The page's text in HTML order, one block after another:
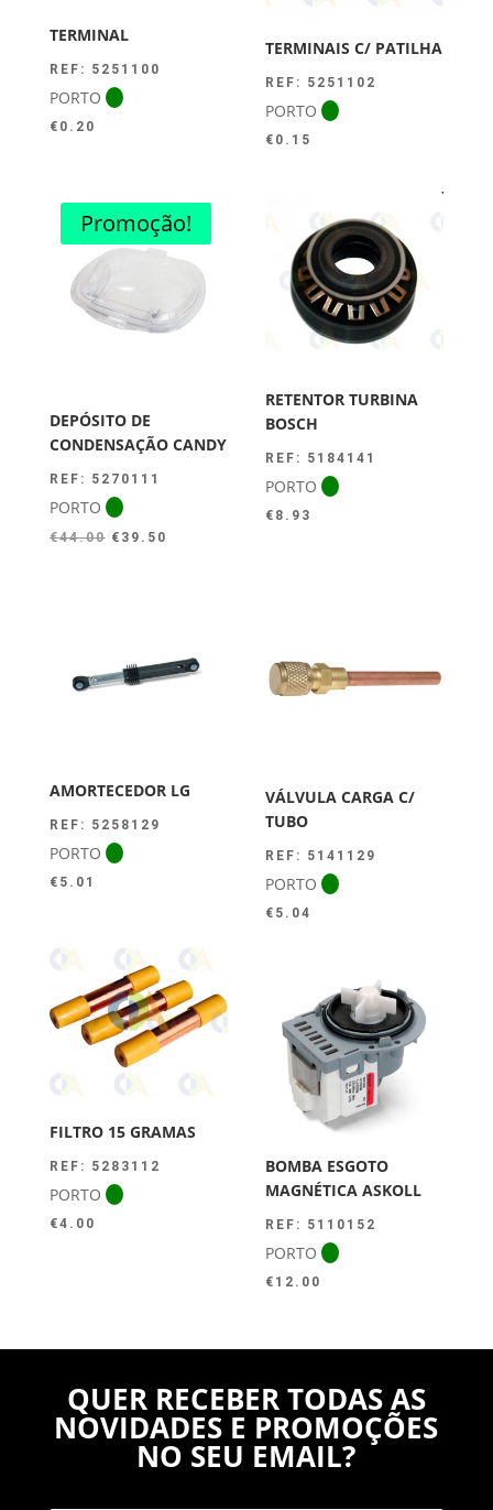
TERMINAL
REF: 5251100
PORTO
€ 0.20
TERMINAIS C/ PATILHA
REF: 5251102
PORTO
€ 0.15
Promoção!
DEPÓSITO DE
CONDENSAÇÃO CANDY
REF: 5270111
PORTO
€44.00 O
€ 39.50
RETENTOR TURBINA
BOSCH
REF: 5184141
PORTO
€ 8.93
AMORTECEDOR LG
REF: 5258129
PORTO
€ 5.01
VÁLVULA CARGA C/
TUBO
REF: 5141129
PORTO
€ 5.04
FILTRO 15 GRAMAS
REF: 5283112
PORTO
€4.00
BOMBA ESGOTO
MAGNÉTICA ASKOLL
REF: 5110152
PORTO
€ 12.00
QUER RECEBER TODAS AS
NOVIDADES E PROMOÇÕES
NO SEU EMAIL?